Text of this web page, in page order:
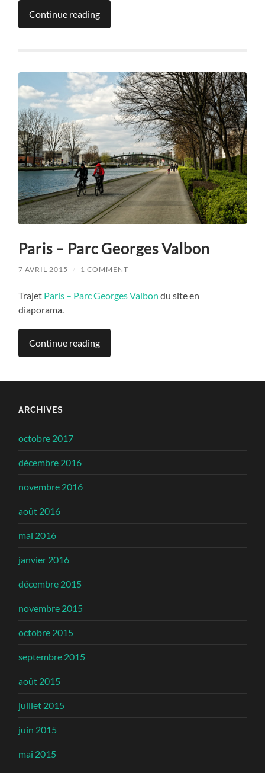
Continue reading
Paris – Parc Georges Valbon
7 AVRIL 2015 / 1 COMMENT
Trajet Paris – Parc Georges Valbon du site en
diaporama.
Continue reading
ARCHIVES
octobre 2017
décembre 2016
novembre 2016
août 2016
mai 2016
janvier 2016
décembre 2015
novembre 2015
octobre 2015
septembre 2015
août 2015
juillet 2015
juin 2015
mai 2015